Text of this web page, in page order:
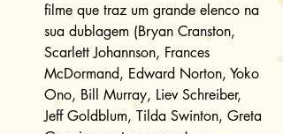
filme que traz um grande elenco na
sua dublagem (Bryan Cranston,
Scarlett Johannson, Frances
McDormand, Edward Norton, Yoko
Ono, Bill Murray, Liev Schreiber,
Jeff Goldblum, Tilda Swinton, Greta